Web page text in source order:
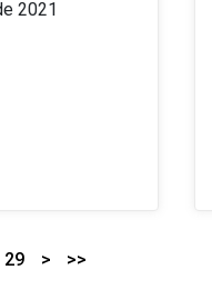
2021
29 > >>